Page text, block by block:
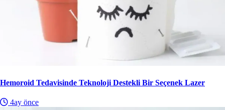
Hemoroid Tedavisinde Teknoloji Destekli Bir Seçenek Lazer
4ay önce